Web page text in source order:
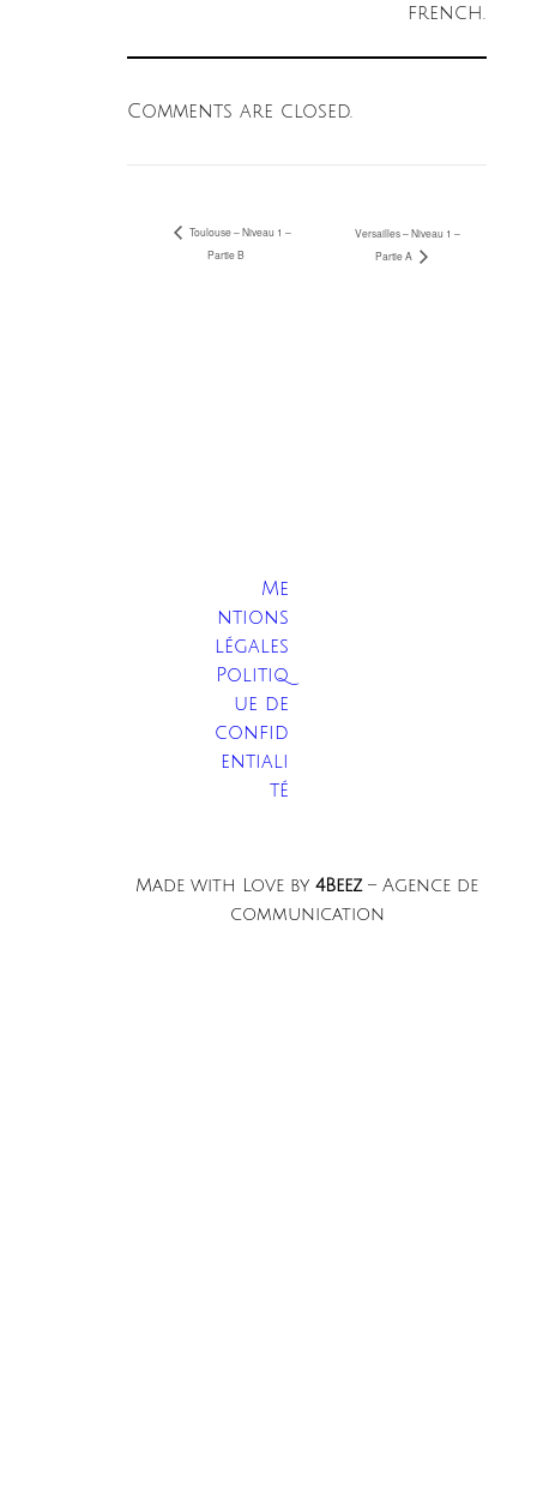
french.
Comments are closed.
Toulouse – Niveau 1 –
Partie B
Versailles – Niveau 1 –
Partie A
Me
ntions
légales
Politiq
ue de
confid
entiali
té
Made with Love by 4Beez – Agence de
communication